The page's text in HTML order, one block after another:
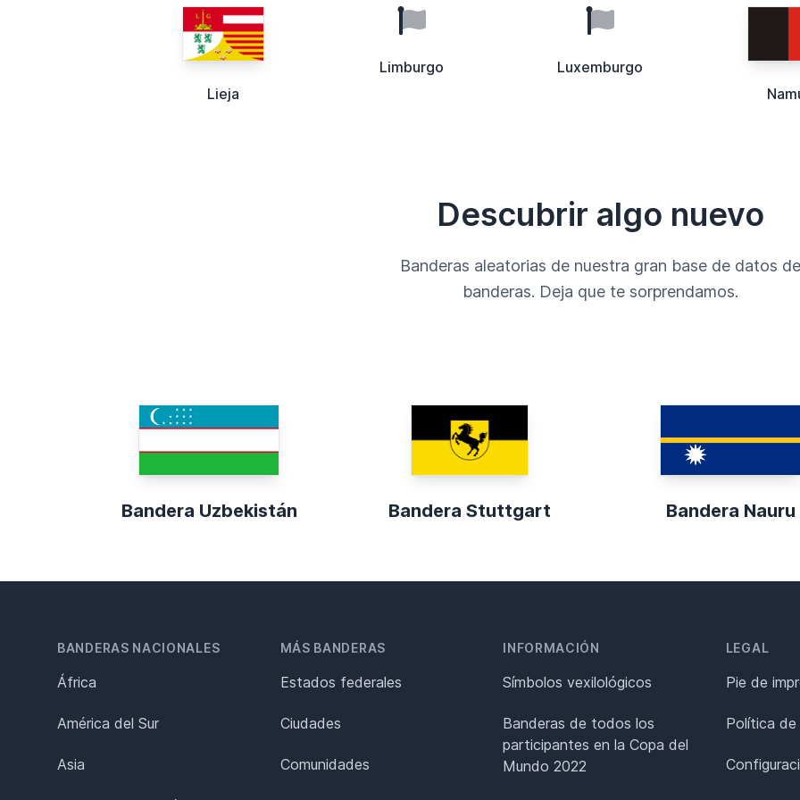
Lieja
Limburgo
Luxemburgo
Descubrir algo nuevo
Banderas aleatorias de nuestra gran base de datos de
banderas. Deja que te sorprendamos.
Bandera Uzbekistán Bandera Stuttgart Bandera Nauru
BANDERAS NACIONALES
África
América del Sur
Asia
MÁS BANDERAS
Estados federales
Ciudades
Comunidades
INFORMACIÓN
Símbolos vexilológicos
Banderas de todos los
participantes en la Copa del
Mundo 2022
LEGAL
Pie de
Política